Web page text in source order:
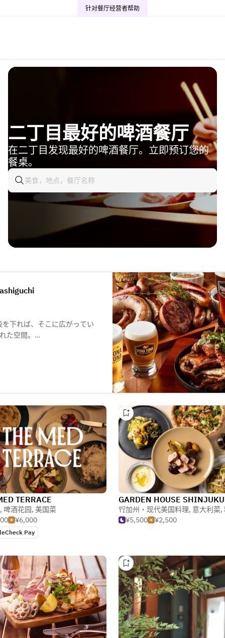
针对餐厅经营者帮助
二丁目最好的啤酒餐厅
在二丁目发现最好的啤酒餐厅。立即预订您的
餐桌。
下れば、そこに広がってい
た空間。
TERRACE
, 啤酒花园, 美国菜
¥6,000
Pay
GARDEN HOUSE SHINJUKU
加州・现代美国料理, 意大利菜,
¥5,500
¥2,500